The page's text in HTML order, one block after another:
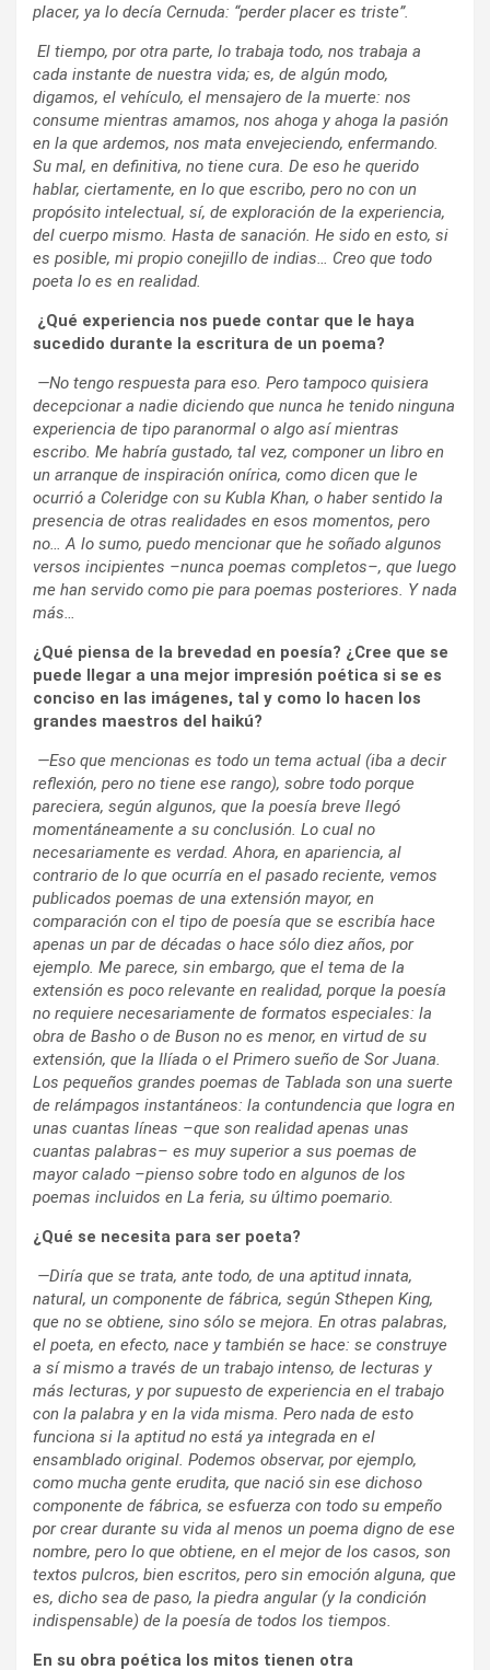
placer, ya lo decía Cernuda: “perder placer es triste”.
El tiempo, por otra parte, lo trabaja todo, nos trabaja a
cada instante de nuestra vida; es, de algún modo,
digamos, el vehículo, el mensajero de la muerte: nos
consume mientras amamos, nos ahoga y ahoga la pasión
en la que ardemos, nos mata envejeciendo, enfermando.
Su mal, en definitiva, no tiene cura. De eso he querido
hablar, ciertamente, en lo que escribo, pero no con un
propósito intelectual, sí, de exploración de la experiencia,
del cuerpo mismo. Hasta de sanación. He sido en esto, si
es posible, mi propio conejillo de indias… Creo que todo
poeta lo es en realidad.
¿Qué experiencia nos puede contar que le haya
sucedido durante la escritura de un poema?
—No tengo respuesta para eso. Pero tampoco quisiera
decepcionar a nadie diciendo que nunca he tenido ninguna
experiencia de tipo paranormal o algo así mientras
escribo. Me habría gustado, tal vez, componer un libro en
un arranque de inspiración onírica, como dicen que le
ocurrió a Coleridge con su Kubla Khan, o haber sentido la
presencia de otras realidades en esos momentos, pero
no… A lo sumo, puedo mencionar que he soñado algunos
versos incipientes –nunca poemas completos–, que luego
me han servido como pie para poemas posteriores. Y nada
más…
¿Qué piensa de la brevedad en poesía? ¿Cree que se
puede llegar a una mejor impresión poética si se es
conciso en las imágenes, tal y como lo hacen los
grandes maestros del haikú?
—Eso que mencionas es todo un tema actual (iba a decir
reflexión, pero no tiene ese rango), sobre todo porque
pareciera, según algunos, que la poesía breve llegó
momentáneamente a su conclusión. Lo cual no
necesariamente es verdad. Ahora, en apariencia, al
contrario de lo que ocurría en el pasado reciente, vemos
publicados poemas de una extensión mayor, en
comparación con el tipo de poesía que se escribía hace
apenas un par de décadas o hace sólo diez años, por
ejemplo. Me parece, sin embargo, que el tema de la
extensión es poco relevante en realidad, porque la poesía
no requiere necesariamente de formatos especiales: la
obra de Basho o de Buson no es menor, en virtud de su
extensión, que la Ilíada o el Primero sueño de Sor Juana.
Los pequeños grandes poemas de Tablada son una suerte
de relámpagos instantáneos: la contundencia que logra en
unas cuantas líneas –que son realidad apenas unas
cuantas palabras– es muy superior a sus poemas de
mayor calado –pienso sobre todo en algunos de los
poemas incluidos en La feria, su último poemario.
¿Qué se necesita para ser poeta?
—Diría que se trata, ante todo, de una aptitud innata,
natural, un componente de fábrica, según Sthepen King,
que no se obtiene, sino sólo se mejora. En otras palabras,
el poeta, en efecto, nace y también se hace: se construye
a sí mismo a través de un trabajo intenso, de lecturas y
más lecturas, y por supuesto de experiencia en el trabajo
con la palabra y en la vida misma. Pero nada de esto
funciona si la aptitud no está ya integrada en el
ensamblado original. Podemos observar, por ejemplo,
como mucha gente erudita, que nació sin ese dichoso
componente de fábrica, se esfuerza con todo su empeño
por crear durante su vida al menos un poema digno de ese
nombre, pero lo que obtiene, en el mejor de los casos, son
textos pulcros, bien escritos, pero sin emoción alguna, que
es, dicho sea de paso, la piedra angular (y la condición
indispensable) de la poesía de todos los tiempos.
En su obra poética los mitos tienen otra